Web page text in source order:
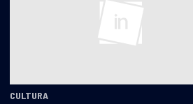
CULTURA